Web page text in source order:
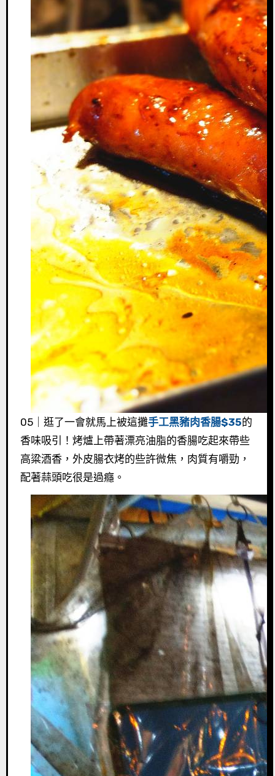
05｜逛了一會就馬上被這攤手工黑豬肉香腸$35的
香味吸引！烤爐上帶著漂亮油脂的香腸吃起來帶些
高粱酒香，外皮腸衣烤的些許微焦，肉質有嚼勁，
配著蒜頭吃很是過癮。